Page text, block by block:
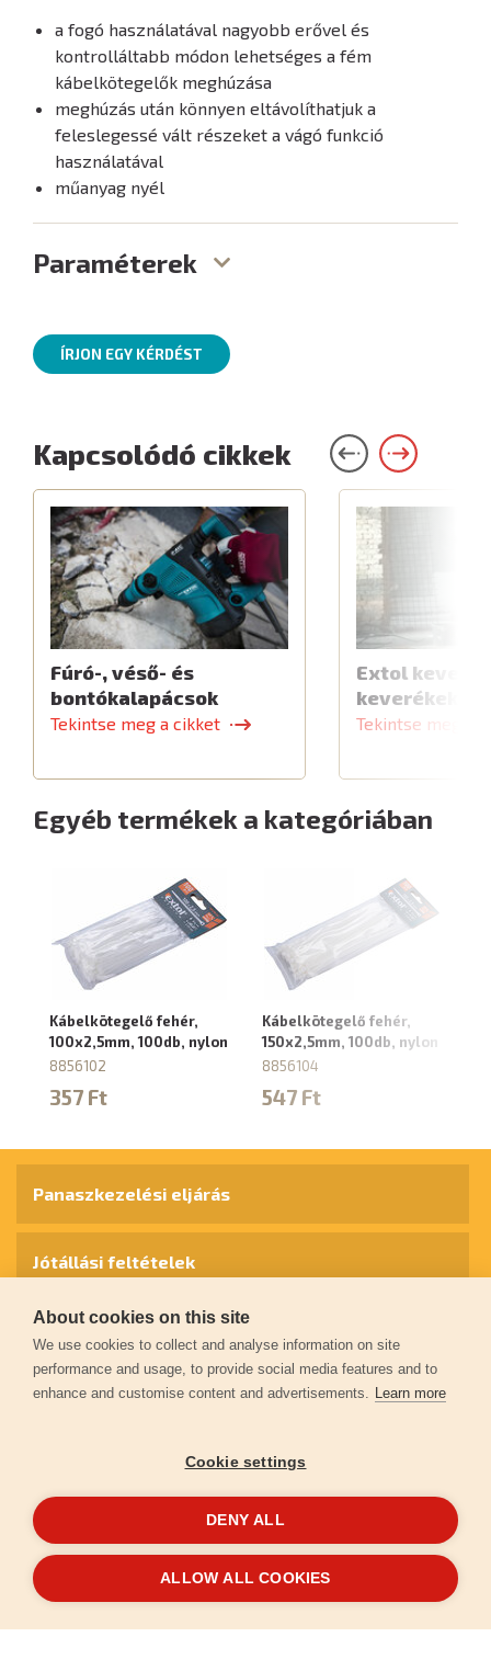
a fogó használatával nagyobb erővel és
kontrolláltabb módon lehetséges a fém
kábelkötegelők meghúzása
meghúzás után könnyen eltávolíthatjuk a
feleslegessé vált részeket a vágó funkció
használatával
műanyag nyél
Paraméterek
ÍRJON EGY KÉRDÉST
Kapcsolódó cikkek
Fúró-, véső- és
bontókalapácsok
Tekintse meg a cikket
Extol
Tekintse meg a
Egyéb termékek a kategóriában
Kábelkötegelő fehér,
100x2,5mm, 100db, nylon
8856102
357 Ft
Kábelkötegelő fehér,
150x2,5mm, 100db, nylon
8856104
547 Ft
© 2026extol.hu- Minden jog fenntartva
Panaszkezelési eljárás
Jótállási feltételek
Személyes adatok védelme
Kapcsolat
Garancia regisztráció
LétrehoztaFEO
About cookies on this site
We use cookies to collect and analyse information on site
performance and usage, to provide social media features and to
enhance and customise content and advertisements. Learn more
Cookie settings
DENY ALL
ALLOW ALL COOKIES